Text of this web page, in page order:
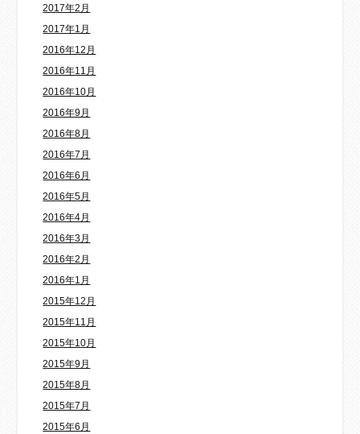
2017年2月
2017年1月
2016年12月
2016年11月
2016年10月
2016年9月
2016年8月
2016年7月
2016年6月
2016年5月
2016年4月
2016年3月
2016年2月
2016年1月
2015年12月
2015年11月
2015年10月
2015年9月
2015年8月
2015年7月
2015年6月